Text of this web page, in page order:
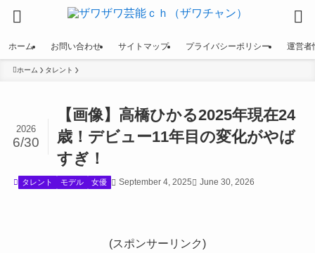
ホーム お問い合わせ サイトマップ プライバシーポリシー 運営者
ホーム タレント
【画像】高橋ひかる2025年現在24
歳！デビュー11年目の変化がやば
すぎ！
2026
6/30
タレント モデル 女優 September 4, 2025 June 30, 2026
(スポンサーリンク)